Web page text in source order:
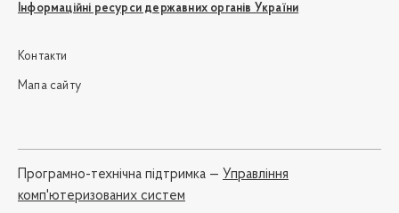
Інформаційні ресурси державних органів України
Контакти
Мапа сайту
Програмно-технічна підтримка — Управління
комп'ютеризованих систем